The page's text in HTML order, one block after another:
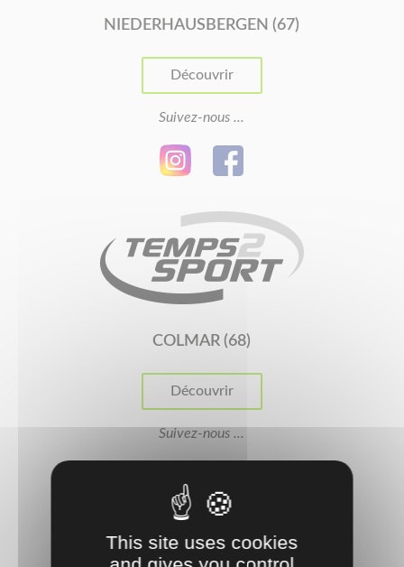
NIEDERHAUSBERGEN (67)
Découvrir
Suivez-nous ...
COLMAR (68)
Découvrir
Suivez-nous ...
This site uses cookies